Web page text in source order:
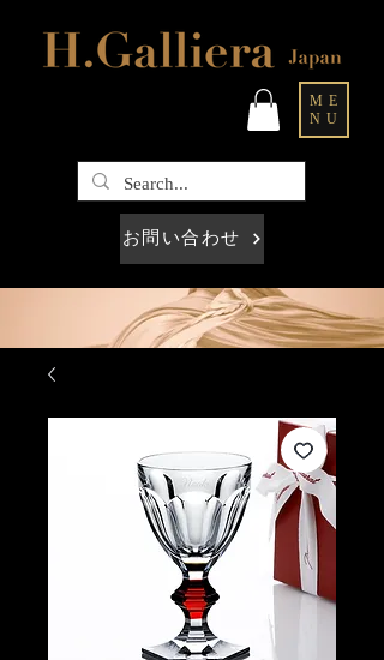
ME
NU
お問い合わせ